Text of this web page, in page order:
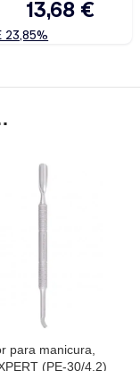
para manicura,
(PE-30/4.2)